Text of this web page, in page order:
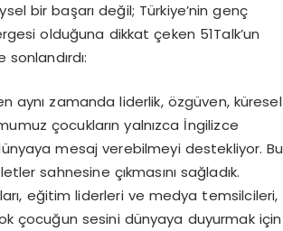
bir başarı değil; Türkiye’nin genç
olduğuna dikkat çeken 51Talk’un
aynı zamanda liderlik, özgüven, küresel
çocukların yalnızca İngilizce
mesaj verebilmeyi destekliyor. Bu
sahnesine çıkmasını sağladık.
eğitim liderleri ve medya temsilcileri,
çocuğun sesini dünyaya duyurmak için